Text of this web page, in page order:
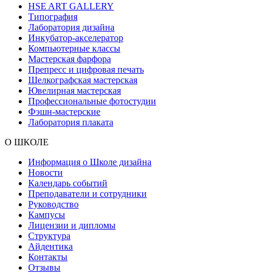
HSE ART GALLERY
Типография
Лаборатория дизайна
Инкубатор-акселератор
Компьютерные классы
Мастерская фарфора
Препресс и цифровая печать
Шелкографская мастерская
Ювелирная мастерская
Профессиональные фотостудии
Фэшн-мастерские
Лаборатория плаката
О ШКОЛЕ
Информация о Школе дизайна
Новости
Календарь событий
Преподаватели и сотрудники
Руководство
Кампусы
Лицензии и дипломы
Структура
Айдентика
Контакты
Отзывы